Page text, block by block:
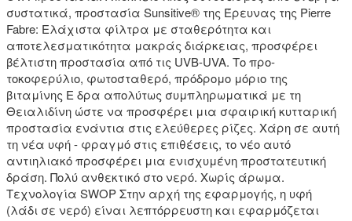
συστατικά, προστασία Sunsitive® της Έρευνας της Pierre
Fabre: Ελάχιστα φίλτρα με σταθερότητα και
αποτελεσματικότητα μακράς διάρκειας, προσφέρει
βέλτιστη προστασία από τις UVB-UVA. Το προ-
τοκοφερύλιο, φωτοσταθερό, πρόδρομο μόριο της
βιταμίνης Ε δρα απολύτως συμπληρωματικά με τη
Θειαλιδίνη ώστε να προσφέρει μια σφαιρική κυτταρική
προστασία ενάντια στις ελεύθερες ρίζες. Χάρη σε αυτή
τη νέα υφή - φραγμό στις επιθέσεις, τo νέο αυτό
αντιηλιακό προσφέρει μια ενισχυμένη προστατευτική
δράση. Πολύ ανθεκτικό στο νερό. Χωρίς άρωμα.
Τεχνολογία SWOP Στην αρχή της εφαρμογής, η υφή
(λάδι σε νερό) είναι λεπτόρρευστη και εφαρμόζεται